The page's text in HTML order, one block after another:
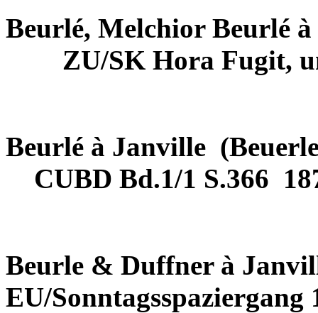
Beurlé, Melchior Beurlé
ZU/SK Hora Fugit,
Beurlé à Janville
CUBD Bd.1/1 S.366
Beurle & Duffner à
EU/Sonntagsspaziergang